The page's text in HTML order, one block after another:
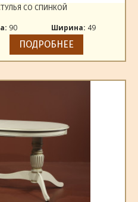
СО СПИНКОЙ
90 Ширина: 49
ПОДРОБНЕЕ